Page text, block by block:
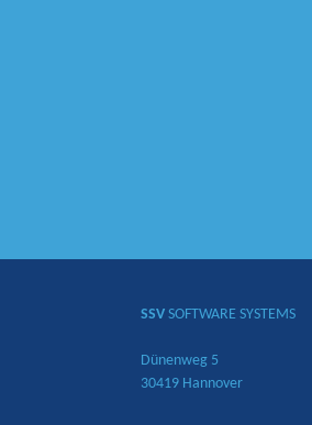
SSV SOFTWARE SYSTEMS
Dünenweg 5
30419 Hannover